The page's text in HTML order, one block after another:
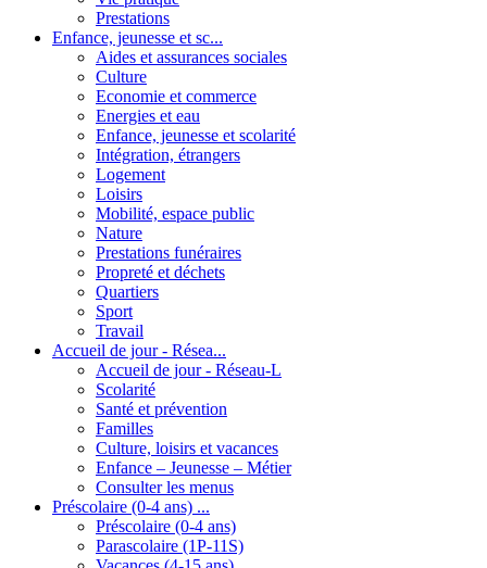
Prestations
Enfance, jeunesse et sc...
Aides et assurances sociales
Culture
Economie et commerce
Energies et eau
Enfance, jeunesse et scolarité
Intégration, étrangers
Logement
Loisirs
Mobilité, espace public
Nature
Prestations funéraires
Propreté et déchets
Quartiers
Sport
Travail
Accueil de jour - Résea...
Accueil de jour - Réseau-L
Scolarité
Santé et prévention
Familles
Culture, loisirs et vacances
Enfance – Jeunesse – Métier
Consulter les menus
Préscolaire (0-4 ans) ...
Préscolaire (0-4 ans)
Parascolaire (1P-11S)